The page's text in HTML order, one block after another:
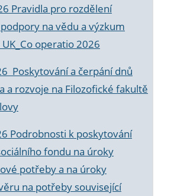
Pravidla pro rozdělení
na vědu a výzkum
operatio 2026
Poskytování a čerpání dnů
a rozvoje na Filozofické fakultě
Podrobnosti k poskytování
fondu na úroky
potřeby a na úroky
na potřeby související